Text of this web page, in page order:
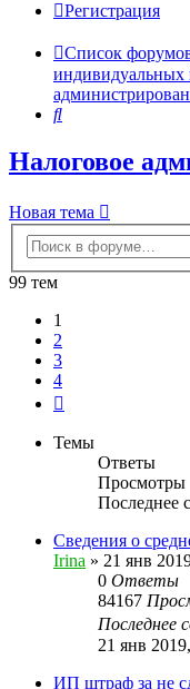
Регистрация
Список
индивидуальных
Поиск
Налоговое
Новая тема
99 тем
1
2
3
4
Темы
Ответы
Просмотры
Последнее
Сведения о
Irina » 21 янв
0 Ответы
84167
Последнее
21 янв
ИП штраф за не